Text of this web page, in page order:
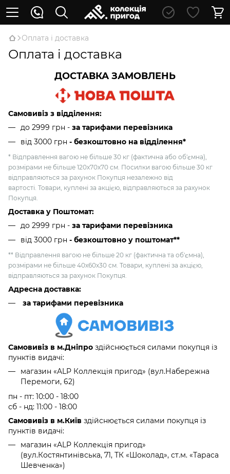
Оплата і доставка
Оплата і доставка
ДОСТАВКА ЗАМОВЛЕНЬ
Самовивіз з відділення:
до 2999 грн - за тарифами перевізника
від 3000 грн - безкоштовно на відділення*
* Відправлення вагою не більше 30 кг (фактична або об'ємна),
розмірами не більше 120х70х70 см. Посилки вагою більше 30 кг
відправляються за рахунок Покупця незалежно від
вартості. Товари, куплені за акцією, відправляються за рахунок
Покупця.
Доставка у Поштомат:
до 2999 грн - за тарифами перевізника
від 3000 грн - безкоштовно у поштомат**
** Відправлення вагою не більше 20 кг (фактична та об'ємна),
розмірами не більше 40х60х30 см. Товари, куплені за акцією,
відправляються за рахунок Покупця.
Адресна доставка:
за тарифами перевізника
Самовивіз в м.Дніпро здійснюється силами покупця із
пунктів видачі:
магазин «ALP Коллекція пригод» (вул.Набережна
Перемоги, 62)
пн - пт: 10:00 - 18:00
сб - нд: 11:00 - 18:00
Самовивіз в м.Київ здійснюється силами покупця із
пунктів видачі:
магазин «ALP Коллекція пригод»
(вул.Костянтинівська, 71, ТК «Шоколад», ст.м. «Тараса
Шевченка»)